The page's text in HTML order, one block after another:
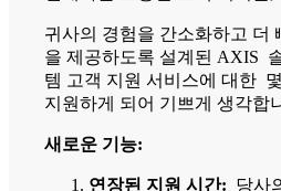
귀사의 경험을 간소화하고 더
을 제공하도록 설계된 AXIS
템 고객 지원 서비스에 대한
지원하게 되어 기쁘게 생각합
새로운 기능:
연장된 지원 시간: 당사